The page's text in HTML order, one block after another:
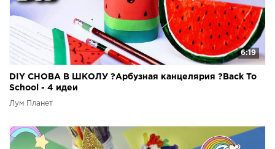
6:19
DIY СНОВА В ШКОЛУ ?Арбузная канцелярия ?Back To
School - 4 идеи
Лум Планет